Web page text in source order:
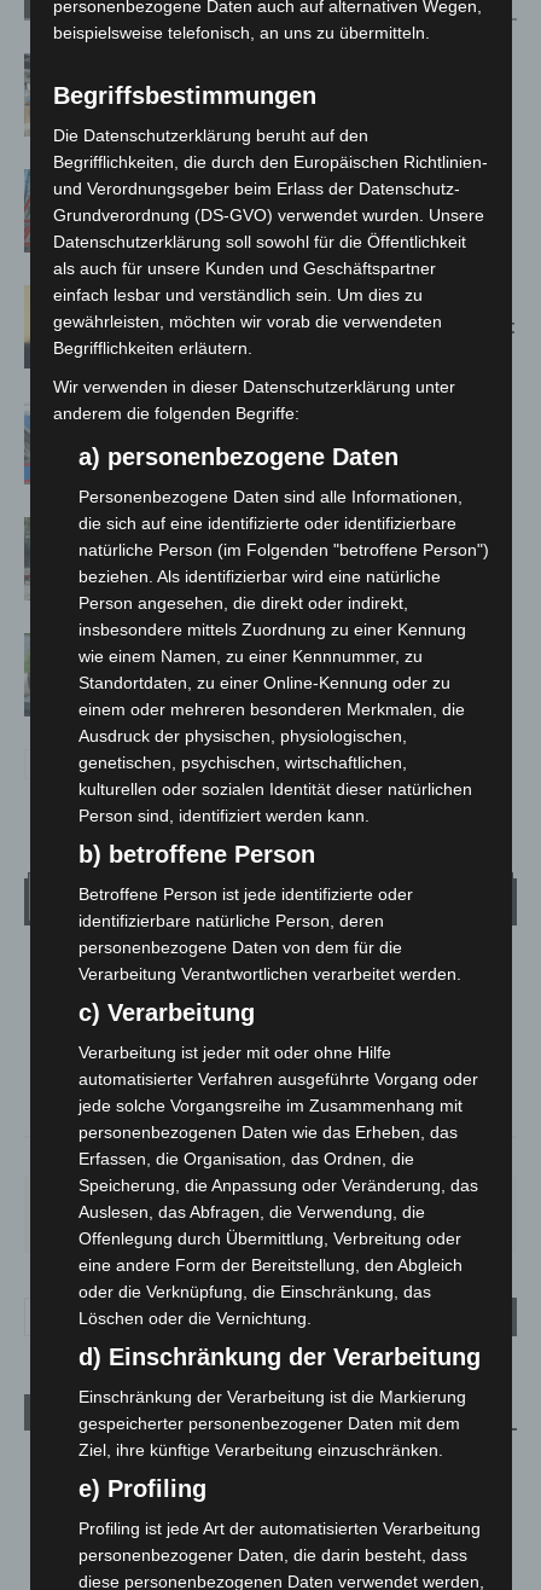
Susann Mehring zeigt ihre Werke im
A2: Zweite Turbobaustelle startet
zwischen Hannover-West und
Bothfeld
Hannover: Erste Tigermücken-
Population in Niedersachsen entdeckt
Mann läuft mit Hockeyschläger über
A7 – Polizei sucht Zeugen
Gasleitung bei McDonald’s-Umbau in
Langenhagen beschädigt
Langenhagen: Autofahrer mit 3,17
Promille aus dem Verkehr gezogen
Wetter
LANGENHAGEN
Klarer Himmel
25.1°C
24.4°
34% 2.6m/s 6%
26° 34° 26° 23° 26
Aktuelle Beiträge
Kunst trifft Weingenuss: Barbara-Susann Mehring zeigt ihre
Werke im Jacques’ Wein-Depot Isernhagen
A2: Zweite Turbobaustelle startet zwischen Hannover-West
und Bothfeld
personenbezogene Daten auch auf alternativen Wegen,
beispielsweise telefonisch, an uns zu übermitteln.
Begriffsbestimmungen
Die Datenschutzerklärung beruht auf den
Begrifflichkeiten, die durch den Europäischen Richtlinien-
und Verordnungsgeber beim Erlass der Datenschutz-
Grundverordnung (DS-GVO) verwendet wurden. Unsere
Datenschutzerklärung soll sowohl für die Öffentlichkeit
als auch für unsere Kunden und Geschäftspartner
einfach lesbar und verständlich sein. Um dies zu
gewährleisten, möchten wir vorab die verwendeten
Begrifflichkeiten erläutern.
Wir verwenden in dieser Datenschutzerklärung unter
anderem die folgenden Begriffe:
a) personenbezogene Daten
Personenbezogene Daten sind alle Informationen,
die sich auf eine identifizierte oder identifizierbare
natürliche Person (im Folgenden "betroffene Person")
beziehen. Als identifizierbar wird eine natürliche
Person angesehen, die direkt oder indirekt,
insbesondere mittels Zuordnung zu einer Kennung
wie einem Namen, zu einer Kennnummer, zu
Standortdaten, zu einer Online-Kennung oder zu
einem oder mehreren besonderen Merkmalen, die
Ausdruck der physischen, physiologischen,
genetischen, psychischen, wirtschaftlichen,
kulturellen oder sozialen Identität dieser natürlichen
Person sind, identifiziert werden kann.
b) betroffene Person
Betroffene Person ist jede identifizierte oder
identifizierbare natürliche Person, deren
personenbezogene Daten von dem für die
Verarbeitung Verantwortlichen verarbeitet werden.
c) Verarbeitung
Verarbeitung ist jeder mit oder ohne Hilfe
automatisierter Verfahren ausgeführte Vorgang oder
jede solche Vorgangsreihe im Zusammenhang mit
personenbezogenen Daten wie das Erheben, das
Erfassen, die Organisation, das Ordnen, die
Speicherung, die Anpassung oder Veränderung, das
Auslesen, das Abfragen, die Verwendung, die
Offenlegung durch Übermittlung, Verbreitung oder
eine andere Form der Bereitstellung, den Abgleich
oder die Verknüpfung, die Einschränkung, das
Löschen oder die Vernichtung.
d) Einschränkung der Verarbeitung
Einschränkung der Verarbeitung ist die Markierung
gespeicherter personenbezogener Daten mit dem
Ziel, ihre künftige Verarbeitung einzuschränken.
e) Profiling
Profiling ist jede Art der automatisierten Verarbeitung
personenbezogener Daten, die darin besteht, dass
diese personenbezogenen Daten verwendet werden,